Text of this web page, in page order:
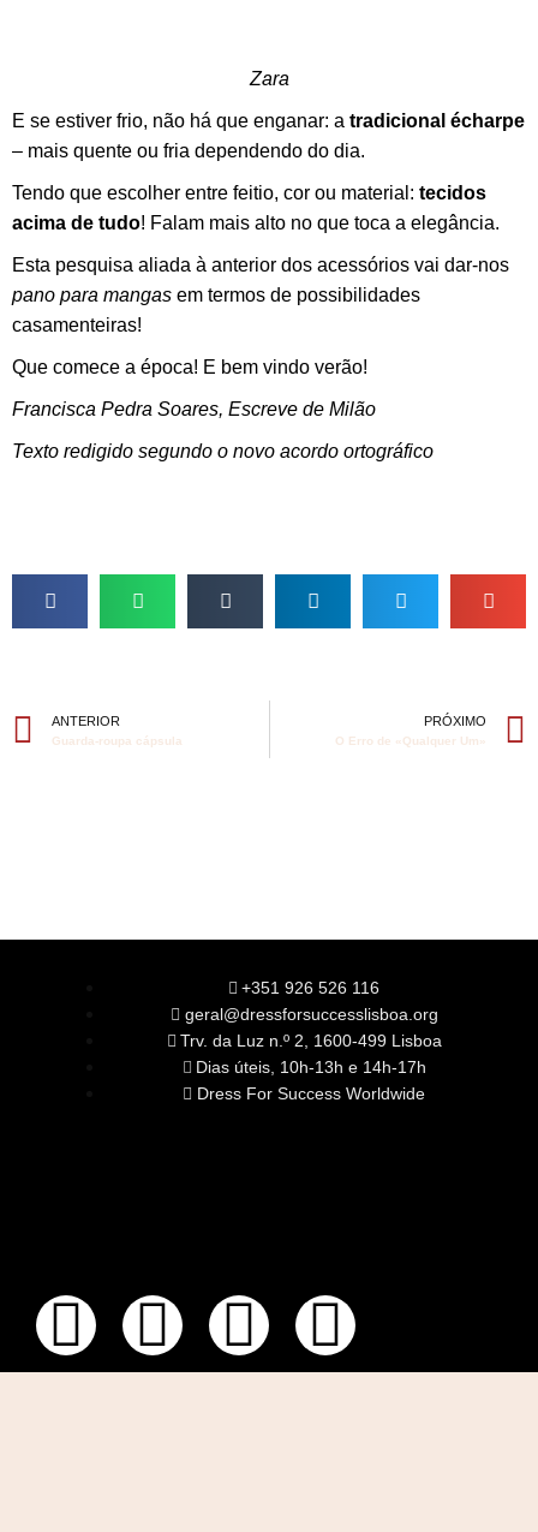
Zara
E se estiver frio, não há que enganar: a tradicional écharpe
– mais quente ou fria dependendo do dia.
Tendo que escolher entre feitio, cor ou material: tecidos
acima de tudo! Falam mais alto no que toca a elegância.
Esta pesquisa aliada à anterior dos acessórios vai dar-nos
pano para mangas em termos de possibilidades
casamenteiras!
Que comece a época! E bem vindo verão!
Francisca Pedra Soares, Escreve de Milão
Texto redigido segundo o novo acordo ortográfico
ANTERIOR
Guarda-roupa cápsula
PRÓXIMO
O Erro de «Qualquer Um»
+351 926 526 116
geral@dressforsuccesslisboa.org
Trv. da Luz n.º 2, 1600-499 Lisboa
Dias úteis, 10h-13h e 14h-17h
Dress For Success Worldwide